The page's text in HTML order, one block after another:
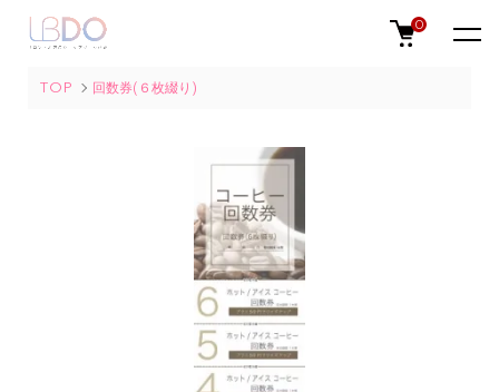
0
TOP 回数券(６枚綴り)